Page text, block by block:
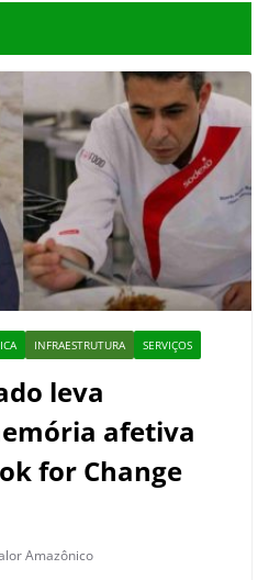
INFRAESTRUTURA SERVIÇOS
leva
afetiva
for Change
Amazônico